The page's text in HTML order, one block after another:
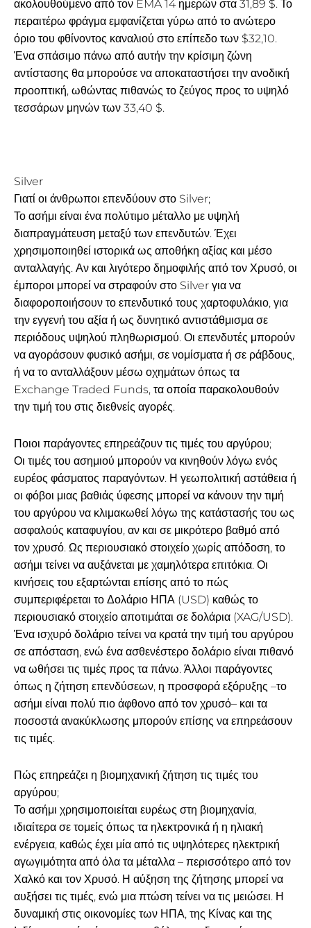
ακολουθούμενο από τον EMA 14 ημερών στα 31,89 $. Το
περαιτέρω φράγμα εμφανίζεται γύρω από το ανώτερο
όριο του φθίνοντος καναλιού στο επίπεδο των $32,10.
Ένα σπάσιμο πάνω από αυτήν την κρίσιμη ζώνη
αντίστασης θα μπορούσε να αποκαταστήσει την ανοδική
προοπτική, ωθώντας πιθανώς το ζεύγος προς το υψηλό
τεσσάρων μηνών των 33,40 $.
Silver
Γιατί οι άνθρωποι επενδύουν στο Silver;
Το ασήμι είναι ένα πολύτιμο μέταλλο με υψηλή
διαπραγμάτευση μεταξύ των επενδυτών. Έχει
χρησιμοποιηθεί ιστορικά ως αποθήκη αξίας και μέσο
ανταλλαγής. Αν και λιγότερο δημοφιλής από τον Χρυσό, οι
έμποροι μπορεί να στραφούν στο Silver για να
διαφοροποιήσουν το επενδυτικό τους χαρτοφυλάκιο, για
την εγγενή του αξία ή ως δυνητικό αντιστάθμισμα σε
περιόδους υψηλού πληθωρισμού. Οι επενδυτές μπορούν
να αγοράσουν φυσικό ασήμι, σε νομίσματα ή σε ράβδους,
ή να το ανταλλάξουν μέσω οχημάτων όπως τα
Exchange Traded Funds, τα οποία παρακολουθούν
την τιμή του στις διεθνείς αγορές.
Ποιοι παράγοντες επηρεάζουν τις τιμές του αργύρου;
Οι τιμές του ασημιού μπορούν να κινηθούν λόγω ενός
ευρέος φάσματος παραγόντων. Η γεωπολιτική αστάθεια ή
οι φόβοι μιας βαθιάς ύφεσης μπορεί να κάνουν την τιμή
του αργύρου να κλιμακωθεί λόγω της κατάστασής του ως
ασφαλούς καταφυγίου, αν και σε μικρότερο βαθμό από
τον χρυσό. Ως περιουσιακό στοιχείο χωρίς απόδοση, το
ασήμι τείνει να αυξάνεται με χαμηλότερα επιτόκια. Οι
κινήσεις του εξαρτώνται επίσης από το πώς
συμπεριφέρεται το Δολάριο ΗΠΑ (USD) καθώς το
περιουσιακό στοιχείο αποτιμάται σε δολάρια (XAG/USD).
Ένα ισχυρό δολάριο τείνει να κρατά την τιμή του αργύρου
σε απόσταση, ενώ ένα ασθενέστερο δολάριο είναι πιθανό
να ωθήσει τις τιμές προς τα πάνω. Άλλοι παράγοντες
όπως η ζήτηση επενδύσεων, η προσφορά εξόρυξης –το
ασήμι είναι πολύ πιο άφθονο από τον χρυσό– και τα
ποσοστά ανακύκλωσης μπορούν επίσης να επηρεάσουν
τις τιμές.
Πώς επηρεάζει η βιομηχανική ζήτηση τις τιμές του
αργύρου;
Το ασήμι χρησιμοποιείται ευρέως στη βιομηχανία,
ιδιαίτερα σε τομείς όπως τα ηλεκτρονικά ή η ηλιακή
ενέργεια, καθώς έχει μία από τις υψηλότερες ηλεκτρική
αγωγιμότητα από όλα τα μέταλλα – περισσότερο από τον
Χαλκό και τον Χρυσό. Η αύξηση της ζήτησης μπορεί να
αυξήσει τις τιμές, ενώ μια πτώση τείνει να τις μειώσει. Η
δυναμική στις οικονομίες των ΗΠΑ, της Κίνας και της